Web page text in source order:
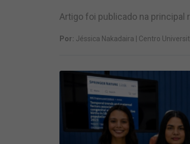
Artigo foi publicado na
Por: Jéssica Nakadaira | Centro